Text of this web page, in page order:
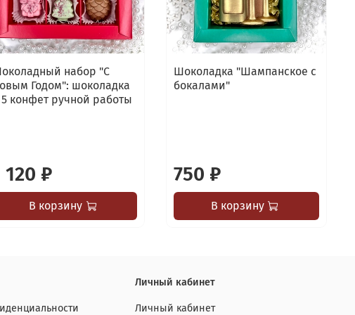
набор "С
Годом": шоколадка
конфет ручной работы
120 ₽
В корзину
Шоколадка "Шампанское с
бокалами"
750 ₽
В корзину
Личный кабинет
Личный кабинет